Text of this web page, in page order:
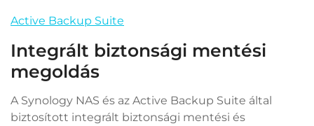
Active Backup Suite
Integrált biztonsági mentési
megoldás
A Synology NAS és az Active Backup Suite által
biztosított integrált biztonsági mentési és